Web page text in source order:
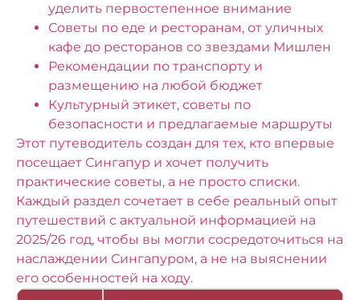
уделить первостепенное внимание
Советы по еде и ресторанам, от уличных
кафе до ресторанов со звездами Мишлен
Рекомендации по транспорту и
размещению на любой бюджет
Культурный этикет, советы по
безопасности и предлагаемые маршруты
Этот путеводитель создан для тех, кто впервые
посещает Сингапур и хочет получить
практические советы, а не просто списки.
Каждый раздел сочетает в себе реальный опыт
путешествий с актуальной информацией на
2025/26 год, чтобы вы могли сосредоточиться на
наслаждении Сингапуром, а не на выяснении
его особенностей на ходу.